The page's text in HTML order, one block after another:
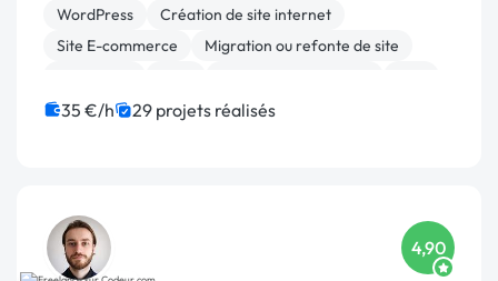
- Design : logos, illustration...
WordPress
Création de site internet
Site E-commerce
Migration ou refonte de site
Gestion site web
Integration HTML
35 €/h 29 projets réalisés
4,90